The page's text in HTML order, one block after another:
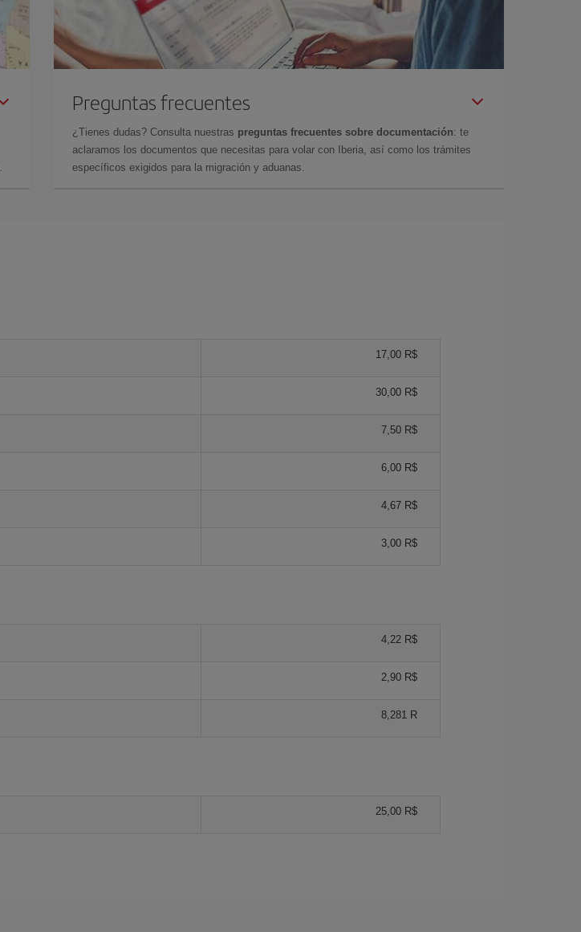
Preguntas frecuentes
¿Tienes dudas? Consulta nuestras preguntas frecuentes sobre documentación: te
aclaramos los documentos que necesitas para volar con Iberia, así como los trámites
específicos exigidos para la migración y aduanas.
17,00 R$
30,00 R$
7,50 R$
6,00 R$
4,67 R$
3,00 R$
4,22 R$
2,90 R$
8,281 R
25,00 R$